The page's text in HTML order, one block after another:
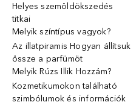
Helyes szemöldökszedés
titkai
Melyik színtípus vagyok?
Az illatpiramis Hogyan állítsuk
össze a parfümöt
Melyik Rúzs Illik Hozzám?
Kozmetikumokon található
szimbólumok és információk